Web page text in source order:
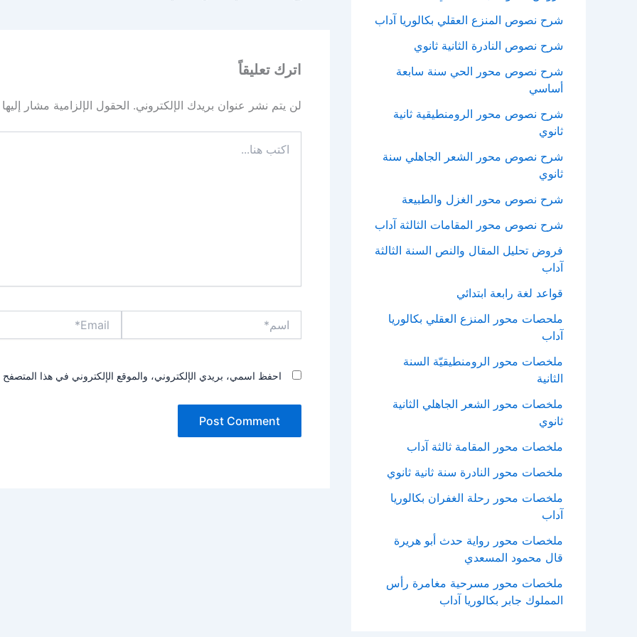
شرح نصوص المنزع العقلي بكالوريا آداب
شرح نصوص النادرة الثانية ثانوي
شرح نصوص محور الحي سنة سابعة
أساسي
شرح نصوص محور الرومنطيقية ثانية
ثانوي
شرح نصوص محور الشعر الجاهلي سنة
ثانوي
شرح نصوص محور الغزل والطبيعة
شرح نصوص محور المقامات الثالثة آداب
فروض تحليل المقال والنص السنة الثالثة
آداب
قواعد لغة رابعة ابتدائي
ملحصات محور المنزع العقلي بكالوريا
آداب
ملخصات محور الرومنطيقيّة السنة
الثانية
ملخصات محور الشعر الجاهلي الثانية
ثانوي
ملخصات محور المقامة ثالثة آداب
ملخصات محور النادرة سنة ثانية ثانوي
ملخصات محور رحلة الغفران بكالوريا
آداب
ملخصات محور رواية حدث أبو هريرة
قال محمود المسعدي
ملخصات محور مسرحية مغامرة رأس
المملوك جابر بكالوريا آداب
اترك تعليقاً
لن يتم نشر عنوان بريدك الإلكتروني. الحقول الإلزامية مشار إليها
هنا...
احفظ اسمي، بريدي الإلكتروني، والموقع الإلكتروني في هذا المتصفح